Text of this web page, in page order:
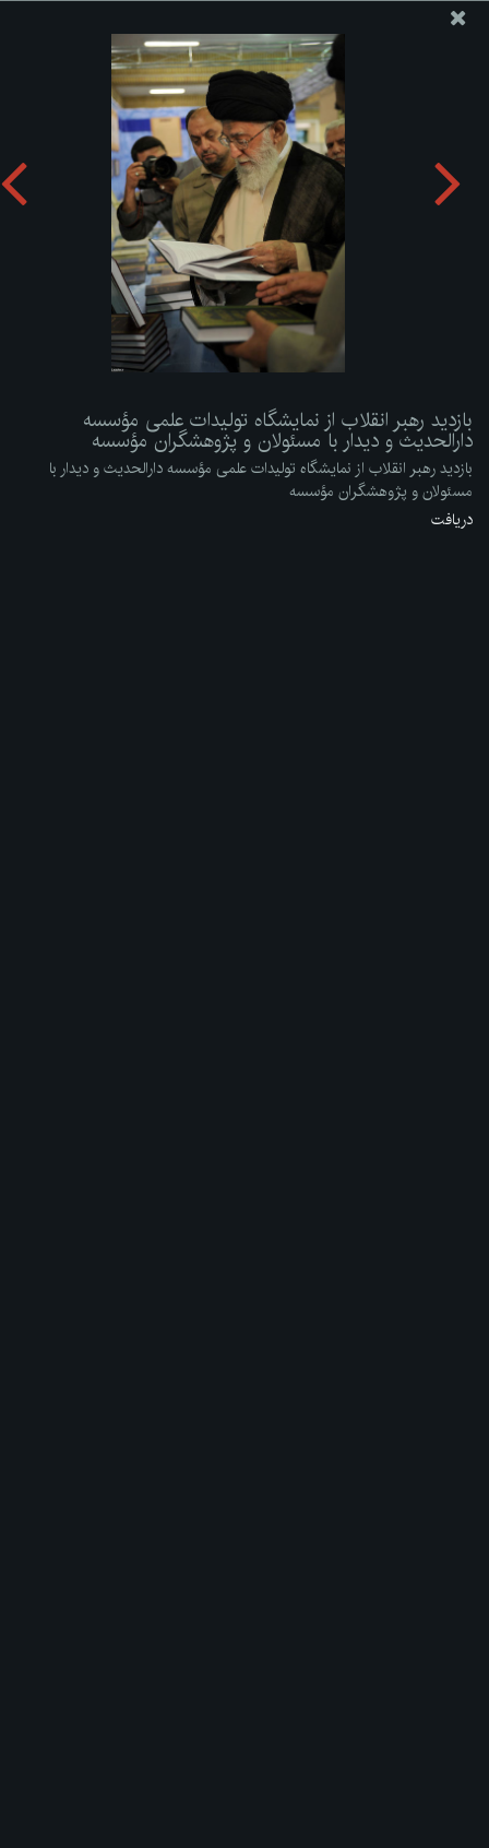
پایگاه اطلاع رسانی دفتر مقام معظم رهبری
ارسال نامه
وجوهات
بازدید رهبر انقلاب از نمایشگاه تولیدات علمی مؤسسه دارالحدیث
و دیدار با مسئولان و پژوهشگران مؤسسه
دریافت آلبوم:
بازدید رهبر انقلاب از نمایشگاه تولیدات علمی مؤسسه
دارالحدیث و دیدار با مسئولان و پژوهشگران مؤسسه
بازدید رهبر انقلاب از نمایشگاه تولیدات علمی مؤسسه دارالحدیث و دیدار با
مسئولان و پژوهشگران مؤسسه
دریافت